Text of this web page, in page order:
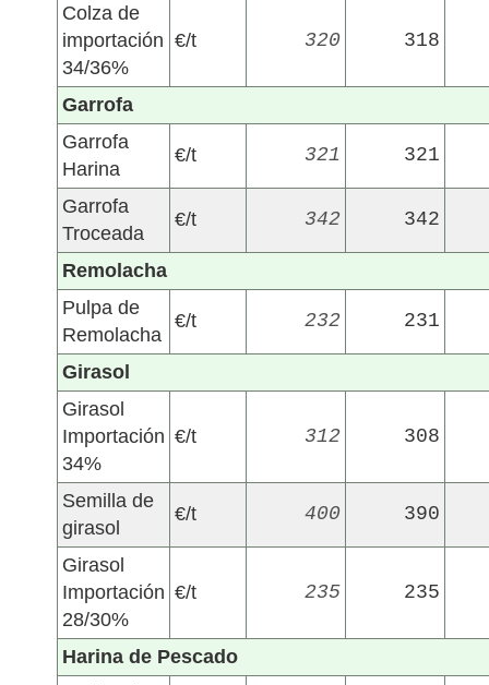
Colza de
importación
34/36%
€/t 320 318
Garrofa
Garrofa
Harina
€/t 321 321
Garrofa
Troceada
€/t 342 342
Remolacha
Pulpa de
Remolacha
€/t 232 231
Girasol
Girasol
Importación
34%
€/t 312 308
Semilla de
girasol
€/t 400 390
Girasol
Importación
28/30%
€/t 235 235
Harina de Pescado